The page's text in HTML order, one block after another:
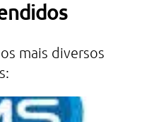
mais diversos